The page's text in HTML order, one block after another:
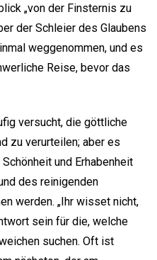
„von der Finsternis zu
der Schleier des Glaubens
weggenommen, und es
Reise, bevor das
versucht, die göttliche
zu verurteilen; aber es
und Erhabenheit
des reinigenden
werden. „Ihr wisset nicht,
sein für die, welche
suchen. Oft ist